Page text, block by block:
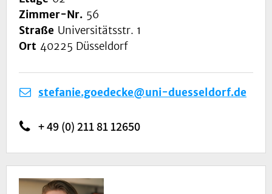
Zimmer-Nr. 56
Straße Universitätsstr. 1
Ort 40225 Düsseldorf
stefanie.goedecke@uni-duesseldorf.de
+ 49 (0) 211 81 12650